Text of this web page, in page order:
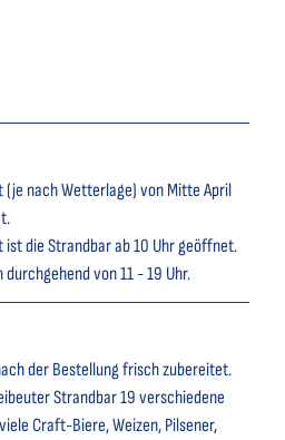
(je nach Wetterlage) von Mitte April
die Strandbar ab 10 Uhr geöffnet.
von 11 - 19 Uhr.
der Bestellung frisch zubereitet.
Strandbar 19 verschiedene
Craft-Biere, Weizen, Pilsener,